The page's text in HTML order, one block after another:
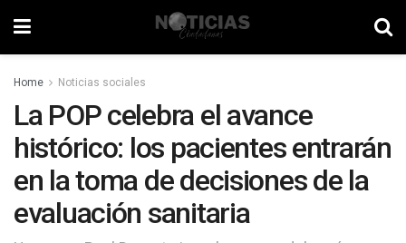
Home Noticias sociales
La POP celebra el avance
histórico: los pacientes entrarán
en la toma de decisiones de la
evaluación sanitaria